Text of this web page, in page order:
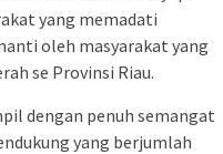
yang memadati
oleh masyarakat yang
se Provinsi Riau.
dengan penuh semangat
yang berjumlah